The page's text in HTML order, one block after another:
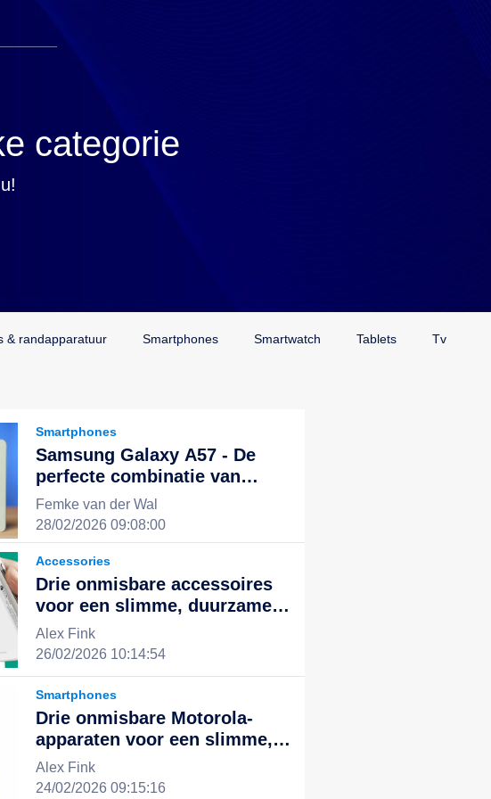
categorie
& randapparatuur Smartphones Smartwatch Tablets Tv
Smartphones
Samsung Galaxy A57 - De
perfecte combinatie van
uitstekende prestaties en
stijlvol design, de nieuwe
keuze voor een slim leven
Femke van der Wal
28/02/2026 09:08:00
Accessories
Drie onmisbare accessoires
voor een slimme, duurzame
en geïntegreerde digitale
ervaring
Alex Fink
26/02/2026 10:14:54
Smartphones
Drie onmisbare Motorola-
apparaten voor een slimme,
efficiënte en duurzame
digitale ervaring
Alex Fink
24/02/2026 09:15:16